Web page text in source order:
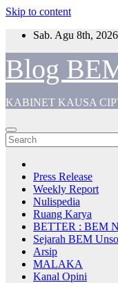
Skip to content
Sab. Agu 8th, 2026
Blog
KABINET KAUSA
Press Release
Weekly Report
Nulispedia
Ruang Karya
BETTER : BEM
Sejarah BEM
Arsip
MALAKA
Kanal Opini